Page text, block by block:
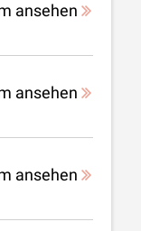
ansehen
ansehen
ansehen